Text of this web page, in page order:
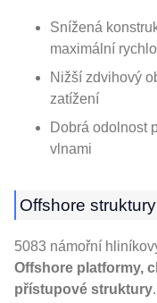
Snížená
maximální
Nižší zdvihový
zatížení
Dobrá odolnost
vlnami
Offshore
5083 námořní
Offshore platformy,
přístupové struktury.